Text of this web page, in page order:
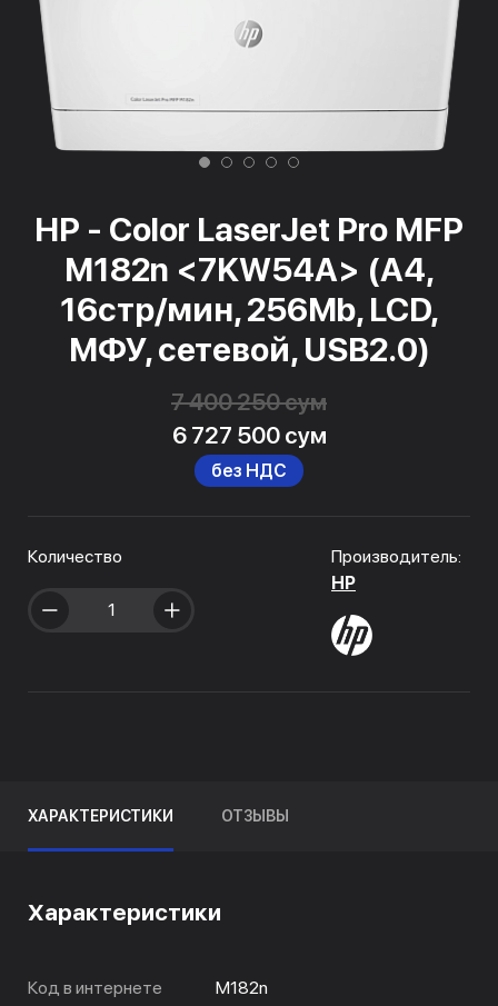
HP - Color LaserJet Pro MFP
M182n <7KW54A> (A4,
16стр/мин, 256Mb, LCD,
МФУ, сетевой, USB2.0)
7 400 250 сум
6 727 500 сум
без НДС
Количество
Производитель:
HP
ХАРАКТЕРИСТИКИ ОТЗЫВЫ
Характеристики
Код в интернете
M182n